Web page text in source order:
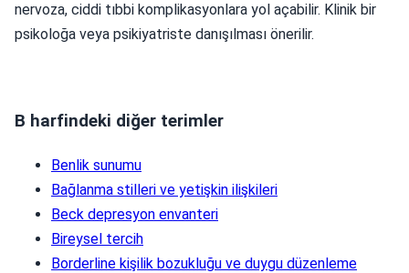
nervoza, ciddi tıbbi komplikasyonlara yol açabilir. Klinik bir
psikoloğa veya psikiyatriste danışılması önerilir.
B harfindeki diğer terimler
Benlik sunumu
Bağlanma stilleri ve yetişkin ilişkileri
Beck depresyon envanteri
Bireysel tercih
Borderline kişilik bozukluğu ve duygu düzenleme